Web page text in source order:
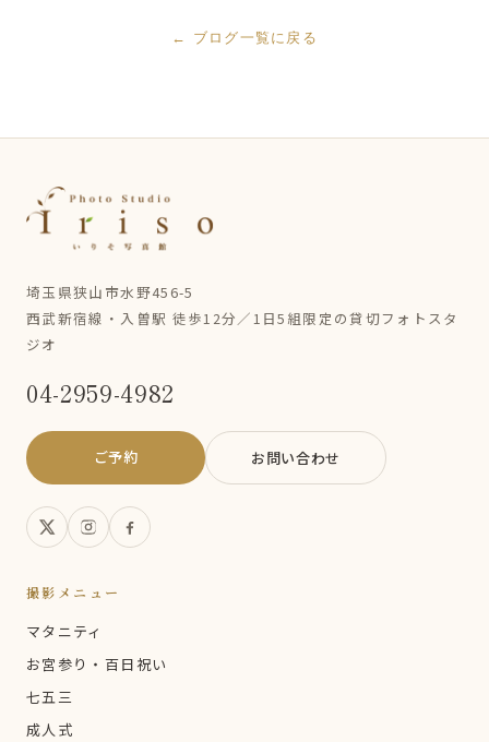
← ブログ一覧に戻る
埼玉県狭山市水野456-5
西武新宿線・入曽駅 徒歩12分／1日5組限定の貸切フォトスタ
ジオ
04-2959-4982
ご予約 お問い合わせ
撮影メニュー
マタニティ
お宮参り・百日祝い
七五三
成人式